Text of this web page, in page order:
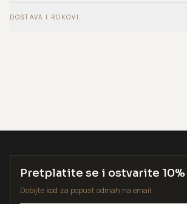
DOSTAVA I ROKOVI
Pretplatite se i ostvarite
Dobijte kod za popust odmah na email.